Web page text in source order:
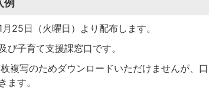
25日（火曜日）より配布します。
び子育て支援課窓口です。
複写のためダウンロードいただけませんが、
ます。